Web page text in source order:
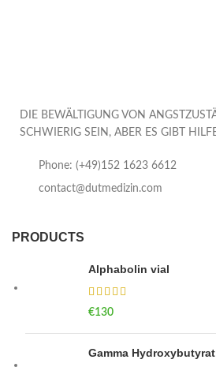
DIE BEWÄLTIGUNG VON
SCHWIERIG SEIN, ABER ES GIBT
Phone: (+49)152 1623 6612
contact@dutmedizin.com
PRODUCTS
Alphabolin vial
€130
Gamma Hydroxybutyrat